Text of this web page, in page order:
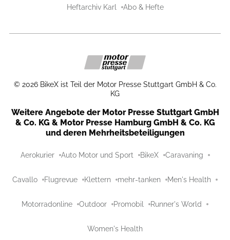
Heftarchiv Karl Abo & Hefte
© 2026 BikeX ist Teil der Motor Presse Stuttgart GmbH & Co.
KG
Weitere Angebote der Motor Presse Stuttgart GmbH
& Co. KG & Motor Presse Hamburg GmbH & Co. KG
und deren Mehrheitsbeteiligungen
Aerokurier Auto Motor und Sport BikeX Caravaning
Cavallo Flugrevue Klettern mehr-tanken Men's Health
Motorradonline Outdoor Promobil Runner's World
Women's Health